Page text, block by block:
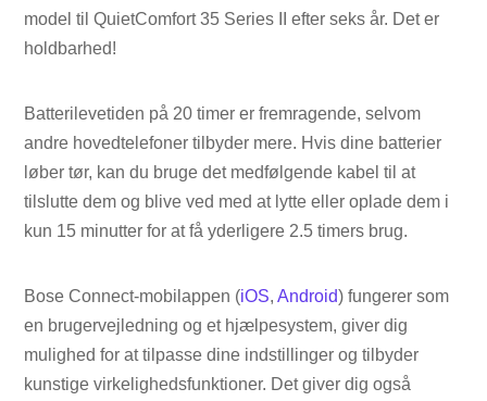
model til QuietComfort 35 Series II efter seks år. Det er
holdbarhed!
Batterilevetiden på 20 timer er fremragende, selvom
andre hovedtelefoner tilbyder mere. Hvis dine batterier
løber tør, kan du bruge det medfølgende kabel til at
tilslutte dem og blive ved med at lytte eller oplade dem i
kun 15 minutter for at få yderligere 2.5 timers brug.
Bose Connect-mobilappen (iOS,Android) fungerer som
en brugervejledning og et hjælpesystem, giver dig
mulighed for at tilpasse dine indstillinger og tilbyder
kunstige virkelighedsfunktioner. Det giver dig også